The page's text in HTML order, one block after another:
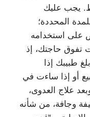
يجب عليك
المحددة؛
على استخدامه
تفوق حاجتك، إذ
طبيبك إذا
أو إذا ساءت في
علاج العدوى،
وجافة، من شأنه